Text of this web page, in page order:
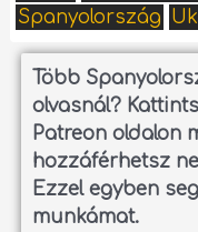
Spanyolország
Több
olvasnál?
Patreon oldalon
hozzáférhetsz
Ezzel egyben
munkámat.